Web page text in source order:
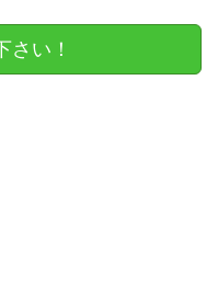
さい！